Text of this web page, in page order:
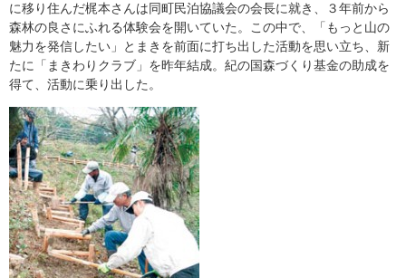
に移り住んだ梶本さんは同町民泊協議会の会長に就き、３年前から
森林の良さにふれる体験会を開いていた。この中で、「もっと山の
魅力を発信したい」とまきを前面に打ち出した活動を思い立ち、新
たに「まきわりクラブ」を昨年結成。紀の国森づくり基金の助成を
得て、活動に乗り出した。